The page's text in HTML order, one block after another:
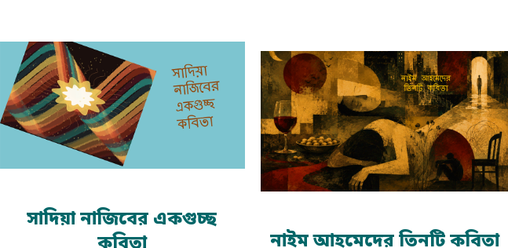
দ্বৈরথ
কিংবা
সাদিয়া নাজিবের একগুচ্ছ
নাইম আহমেদের তিনটি কবিতা